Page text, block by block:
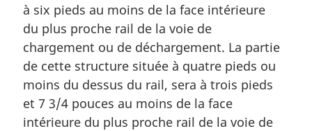
à six pieds au moins de la face intérieure
du plus proche rail de la voie de
chargement ou de déchargement. La partie
de cette structure située à quatre pieds ou
moins du dessus du rail, sera à trois pieds
et 7 3/4 pouces au moins de la face
intérieure du plus proche rail de la voie de